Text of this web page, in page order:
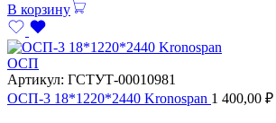
В корзину
ОСП
Артикул: ГСТУТ-00010981
ОСП-3 18*1220*2440 Kronospan 1 400,00 ₽